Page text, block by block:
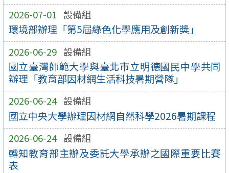
2026-07-01 設備組
環境部辦理「第5屆綠色化學應用及創新獎」
2026-06-29 設備組
國立臺灣師範大學與臺北市立明德國民中學共同
辦理「教育部因材網生活科技暑期營隊」
2026-06-24 設備組
國立中央大學辦理因材網自然科學2026暑期課程
2026-06-24 設備組
轉知教育部主辦及委託大學承辦之國際重要比賽
表